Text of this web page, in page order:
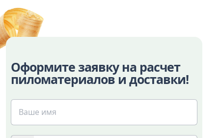
Оформите заявку на расчет
пиломатериалов и доставки!